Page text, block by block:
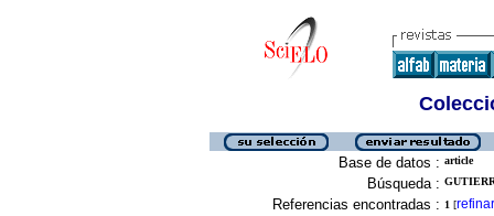
Base de datos : article
Búsqueda :
Referencias encontradas : 1 [refinar